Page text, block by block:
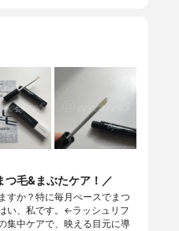
つ毛&まぶたケア！／
すか？特に毎月ぺースでまつ
い、私です。←ラッシュリフ
集中ケアで、映える目元に導